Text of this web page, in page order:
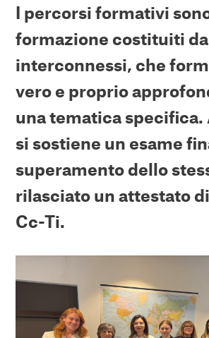
I percorsi formativi
formazione costituiti
interconnessi, che
vero e proprio
una tematica
si sostiene un esame
superamento dello
rilasciato un attestato
Cc-Ti.